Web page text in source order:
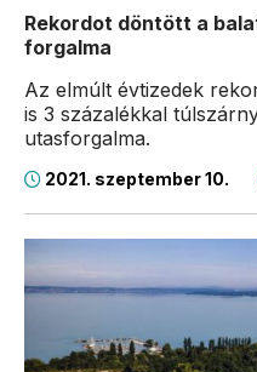
Rekordot döntött a
forgalma
Az elmúlt évtizedek
is 3 százalékkal
utasforgalma.
2021. szeptember 10.